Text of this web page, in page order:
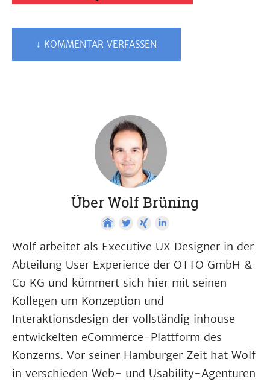
↓ KOMMENTAR VERFASSEN
Über Wolf Brüning
Wolf arbeitet als Executive UX Designer in der
Abteilung User Experience der OTTO GmbH &
Co KG und kümmert sich hier mit seinen
Kollegen um Konzeption und
Interaktionsdesign der vollständig inhouse
entwickelten eCommerce-Plattform des
Konzerns. Vor seiner Hamburger Zeit hat Wolf
in verschieden Web- und Usability-Agenturen